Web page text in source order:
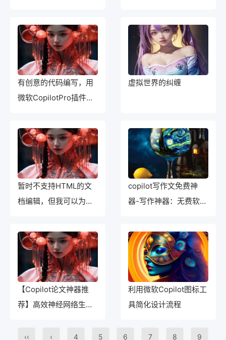
有创意的代码编写，用
微软CopilotPro插件更
虚拟世界的纠缠
暂时不支持HTML的文
档编辑，但我可以为您
有关微软ai软件排名的
原创文章。文章将以段
落和标点符号进行排
版。让我开始写作吧！
copilot写作文免费神
器-写作神器：无费软件
【Copilot论文神器推
荐】高效神经网络生成
应用
利用微软Copilot图标工
具简化设计流程
‹‹ ‹ 4 5 6 7 8 9